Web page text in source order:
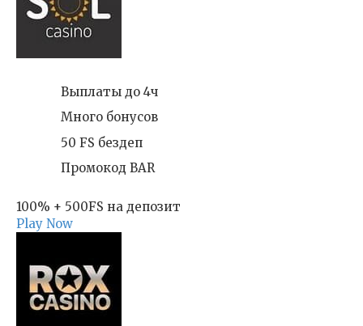
Выплаты до 4ч
Много бонусов
50 FS бездеп
Промокод BAR
100% + 500FS на депозит
Play Now